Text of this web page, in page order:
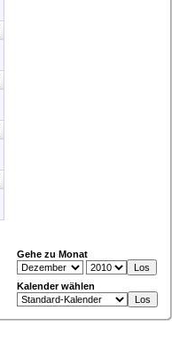
Gehe zu Monat
Kalender wählen